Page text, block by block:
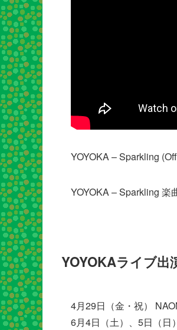
YOYOKA – Sparkling
YOYOKA – Sparkling 楽
YOYOKAライブ出
4月29日（金・祝）
6月4日（土）、5日（日